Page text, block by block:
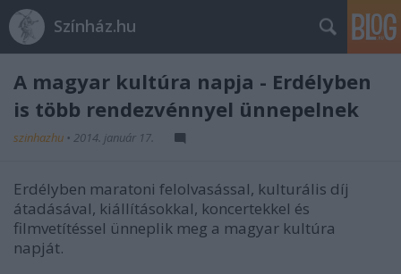
Színház.hu
A magyar kultúra napja - Erdélyben
is több rendezvénnyel ünnepelnek
szinhazhu • 2014. január 17.
Erdélyben maratoni felolvasással, kulturális díj
átadásával, kiállításokkal, koncertekkel és
filmvetítéssel ünneplik meg a magyar kultúra
napját.